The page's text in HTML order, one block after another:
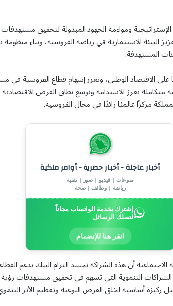
البيئة الاستثمارية في رياضة الفروسية، وبناء
المستهدفة.
الاقتصاد الوطني، وتعزز إسهام قطاع الفروسية في
متكاملة تعزز الاستدامة وتوسع نطاق الفرص
مركزًا عالميًا رائدًا في مجال الفروسية.
أخبار عاجلة - أخبار حصرية - أوامر ملكية
منوعات | فيديو | صور | تقنية
رياضة | وظائف | صحة
إشترك بخدمة الواتساب مجاناً
لتصلك الرسائل
انقر هنا للإنضمام
أن هذه الشراكة تجسد التزام البنك بدعم
ركيزة أساسية لخلق الفرص النوعية وتعظيم الأثر